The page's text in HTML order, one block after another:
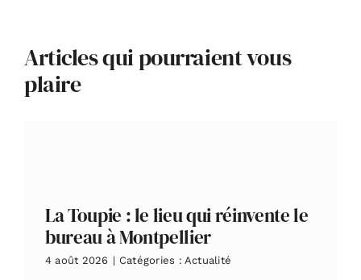
Articles qui pourraient vous
plaire
La Toupie : le lieu qui réinvente le
bureau à Montpellier
4 août 2026 | Catégories : Actualité